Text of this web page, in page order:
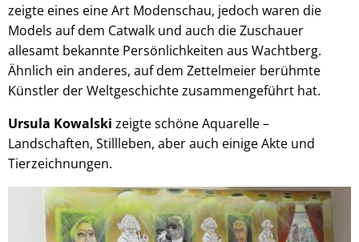
zeigte eines eine Art Modenschau, jedoch waren die
Models auf dem Catwalk und auch die Zuschauer
allesamt bekannte Persönlichkeiten aus Wachtberg.
Ähnlich ein anderes, auf dem Zettelmeier berühmte
Künstler der Weltgeschichte zusammengeführt hat.
Ursula Kowalski zeigte schöne Aquarelle –
Landschaften, Stillleben, aber auch einige Akte und
Tierzeichnungen.